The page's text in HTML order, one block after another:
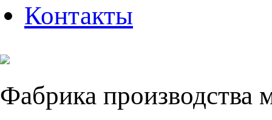
Контакты
Фабрика производства